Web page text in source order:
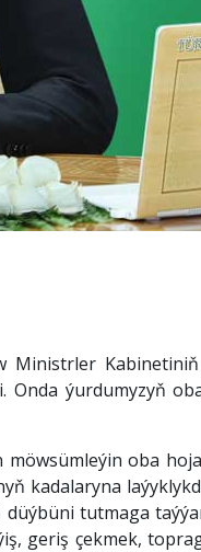
Ministrler
Onda ýurdumyzyň
oba
kadalaryna
tutmaga
geriş çekmek,